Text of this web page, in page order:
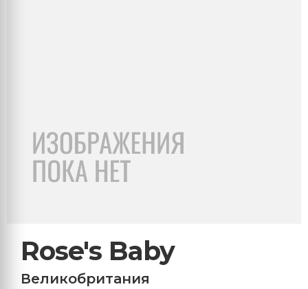
Rose's Baby
Великобритания